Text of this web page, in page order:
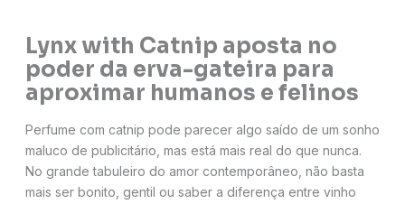
Lynx with Catnip aposta no
poder da erva-gateira para
aproximar humanos e felinos
Perfume com catnip pode parecer algo saído de um sonho
maluco de publicitário, mas está mais real do que nunca.
No grande tabuleiro do amor contemporâneo, não basta
mais ser bonito, gentil ou saber a diferença entre vinho